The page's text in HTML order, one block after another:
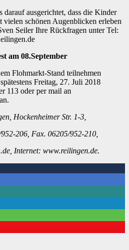
darauf ausgerichtet, dass die Kinder
schönen Augenblicken erleben
Seiler Ihre Rückfragen unter Tel:
am 08.September
Flohmarkt-Stand teilnehmen
Freitag, 27. Juli 2018
113 oder per mail an
Hockenheimer Str. 1-3,
206, Fax. 06205/952-210,
Internet: www.reilingen.de.